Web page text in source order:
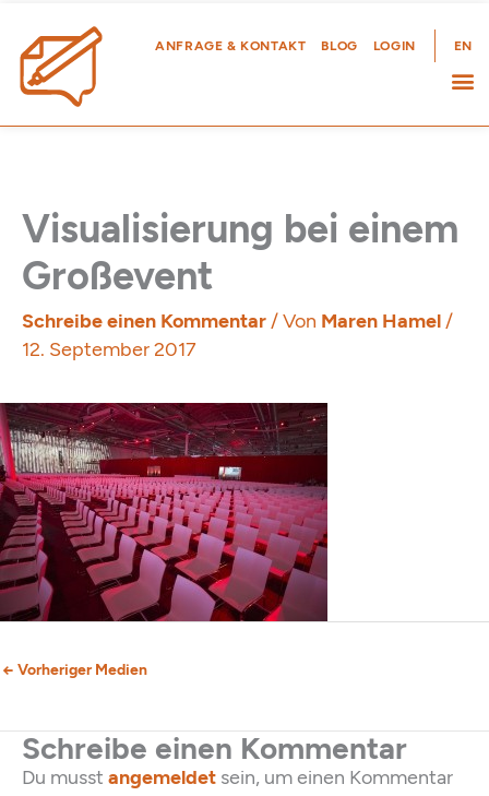
Inhalt
springen
ANFRAGE & KONTAKT BLOG LOGIN EN
Visualisierung bei einem
Großevent
Schreibe einen Kommentar/ Von Maren Hamel/
12. September 2017
← Vorheriger Medien
Schreibe einen Kommentar
Du musst angemeldet sein, um einen Kommentar